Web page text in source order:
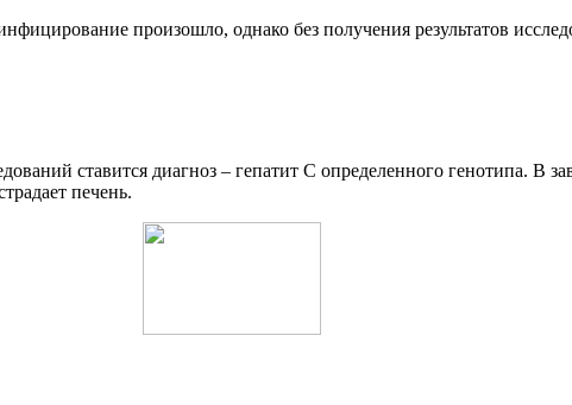
произошло, однако без получения результатов
ставится диагноз – гепатит С определенного генотипа. В
печень.